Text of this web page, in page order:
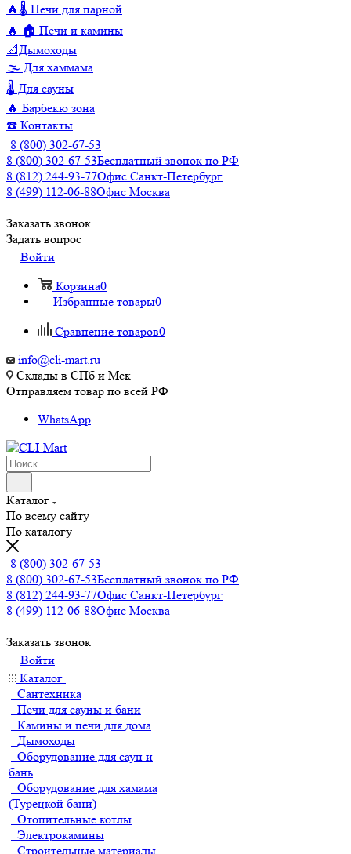
🔥🌡️ Печи для парной
🔥 🏠 Печи и камины
📐Дымоходы
🌫️ Для хаммама
🌡️ Для сауны
🔥 Барбекю зона
☎️ Контакты
8 (800) 302-67-53
8 (800) 302-67-53Бесплатный звонок по РФ
8 (812) 244-93-77Офис Санкт-Петербург
8 (499) 112-06-88Офис Москва
Заказать звонок
Задать вопрос
Войти
Корзина0
Избранные товары0
Сравнение товаров0
info@cli-mart.ru
Склады в СПб и Мск
Отправляем товар по всей РФ
WhatsApp
Каталог
По всему сайту
По каталогу
8 (800) 302-67-53
8 (800) 302-67-53Бесплатный звонок по РФ
8 (812) 244-93-77Офис Санкт-Петербург
8 (499) 112-06-88Офис Москва
Заказать звонок
Войти
Каталог
Сантехника
Печи для сауны и бани
Камины и печи для дома
Дымоходы
Оборудование для саун и
бань
Оборудование для хамама
(Турецкой бани)
Отопительные котлы
Электрокамины
Строительные материалы